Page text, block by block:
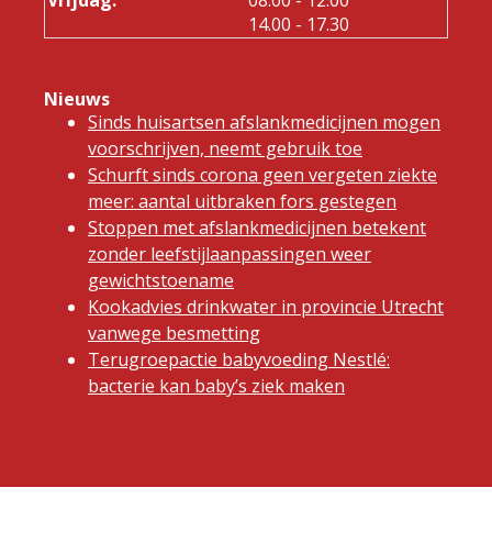
14.00 tot
- 17.30
Nieuws
Sinds huisartsen afslankmedicijnen mogen
voorschrijven, neemt gebruik toe
Schurft sinds corona geen vergeten ziekte
meer: aantal uitbraken fors gestegen
Stoppen met afslankmedicijnen betekent
zonder leefstijlaanpassingen weer
gewichtstoename
Kookadvies drinkwater in provincie Utrecht
vanwege besmetting
Terugroepactie babyvoeding Nestlé:
bacterie kan baby’s ziek maken